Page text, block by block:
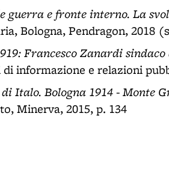
guerra e fronte interno. La
Bologna, Pendragon, 2018
Francesco Zanardi
informazione e relazioni
Italo. Bologna 1914 - Monte
Minerva, 2015, p. 134